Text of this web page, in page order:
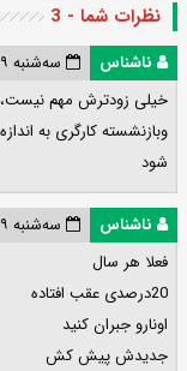
نظرات شما - 3
ناشناس
سه‌شنبه ۲۹ آبان ۱۴۰۳ ۱۵:۵۶:۳۹
خیلی زودترش مهم
وبازنشسته کارگری به
شود
ناشناس
سه‌شنبه ۲۹ آبان ۱۴۰۳ ۱۶:۴۸:۰۶
فعلا هر سال
20درصدی عقب افتاده
اونارو جبران کنید
جدیدش پیش کش